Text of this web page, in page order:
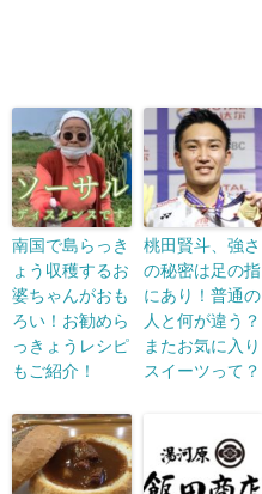
南国で島らっき
ょう収穫するお
婆ちゃんがおも
ろい！お勧めら
っきょうレシピ
もご紹介！
桃田賢斗、強さ
の秘密は足の指
にあり！普通の
人と何が違う？
またお気に入り
スイーツって？